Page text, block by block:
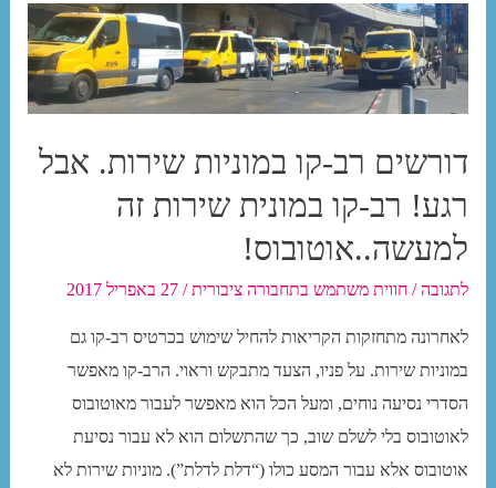
דורשים רב-קו במוניות שירות. אבל
רגע! רב-קו במונית שירות זה
למעשה..אוטובוס!
לתגובה /חווית משתמש בתחבורה ציבורית/27 באפריל 2017
לאחרונה מתחזקות הקריאות להחיל שימוש בכרטיס רב-קו גם
במוניות שירות. על פניו, הצעד מתבקש וראוי. הרב-קו מאפשר
הסדרי נסיעה נוחים, ומעל הכל הוא מאפשר לעבור מאוטובוס
לאוטובוס בלי לשלם שוב, כך שהתשלום הוא לא עבור נסיעת
אוטובוס אלא עבור המסע כולו (“דלת לדלת”). מוניות שירות לא